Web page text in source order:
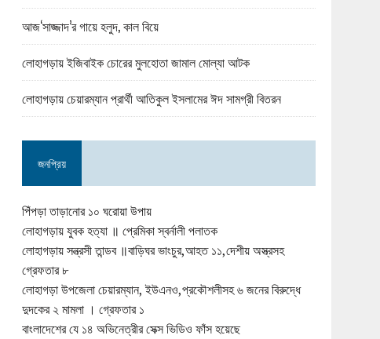
আজ‘সাজ্জাদ’র গায়ে হলুদ, কাল বিয়ে
লোহাগড়ায় ইজিবাইক চোরের মুলহোতা জামাল মোল্যা আটক
লোহাগড়ায় চেয়ারম্যান প্রার্থী আতিকুল ইসলামের ঈদ সামগ্রী বিতরন
জনপ্রিয়
পিঁপড়া তাড়ানোর ১০ ঘরোয়া উপায়
লোহাগড়ায় যুবক হত্যা ॥ প্রেমিকা স্বর্নালী পলাতক
লোহাগড়ায় সন্ত্রসী তান্ডব ॥বাড়িঘর ভাংচুর,আহত ১১,দেশীয় অস্ত্রসহ
গ্রেফতার ৮
লোহাগড়া উপজেলা চেয়ারম্যান, ইউএনও,প্রকৌশলীসহ ৬ জনের বিরুদ্ধে
দুদকের ২ মামলা । গ্রেফতার ১
বাংলাদেশের যে ১৪ অভিনেত্রীর সেক্স ভিডিও ফাঁস হয়েছে